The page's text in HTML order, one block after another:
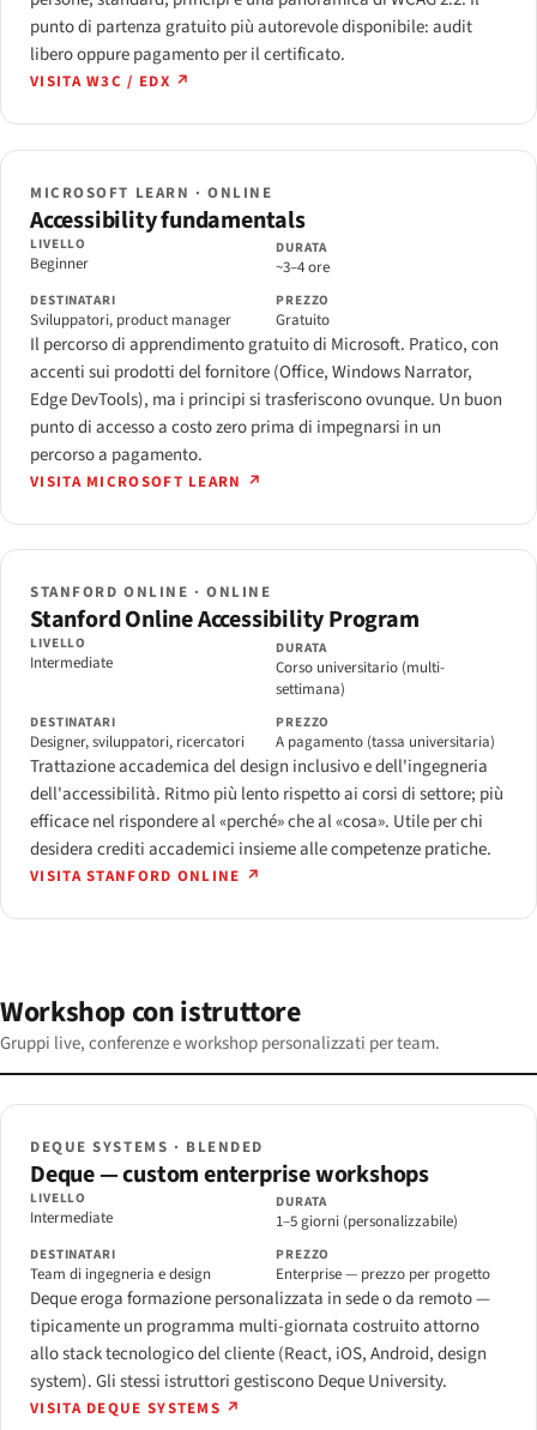
punto di partenza gratuito più autorevole disponibile: audit
libero oppure pagamento per il certificato.
VISITA W3C / EDX ↗
MICROSOFT LEARN · ONLINE
Accessibility fundamentals
LIVELLO
Beginner
DURATA
~3–4 ore
DESTINATARI
Sviluppatori, product manager
PREZZO
Gratuito
Il percorso di apprendimento gratuito di Microsoft. Pratico, con
accenti sui prodotti del fornitore (Office, Windows Narrator,
Edge DevTools), ma i principi si trasferiscono ovunque. Un buon
punto di accesso a costo zero prima di impegnarsi in un
percorso a pagamento.
VISITA MICROSOFT LEARN ↗
STANFORD ONLINE · ONLINE
Stanford Online Accessibility Program
LIVELLO
Intermediate
DURATA
Corso universitario (multi-
settimana)
DESTINATARI
Designer, sviluppatori, ricercatori
PREZZO
A pagamento (tassa universitaria)
Trattazione accademica del design inclusivo e dell'ingegneria
dell'accessibilità. Ritmo più lento rispetto ai corsi di settore; più
efficace nel rispondere al «perché» che al «cosa». Utile per chi
desidera crediti accademici insieme alle competenze pratiche.
VISITA STANFORD ONLINE ↗
Workshop con istruttore
Gruppi live, conferenze e workshop personalizzati per team.
DEQUE SYSTEMS · BLENDED
Deque — custom enterprise workshops
LIVELLO
Intermediate
DURATA
1–5 giorni (personalizzabile)
DESTINATARI
Team di ingegneria e design
PREZZO
Enterprise — prezzo per progetto
Deque eroga formazione personalizzata in sede o da remoto —
tipicamente un programma multi-giornata costruito attorno
allo stack tecnologico del cliente (React, iOS, Android, design
system). Gli stessi istruttori gestiscono Deque University.
VISITA DEQUE SYSTEMS ↗